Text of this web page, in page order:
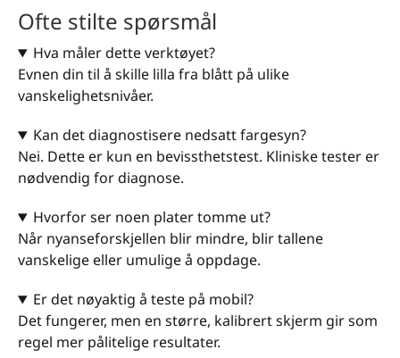
Ofte stilte spørsmål
Hva måler dette verktøyet?
Evnen din til å skille lilla fra blått på ulike
vanskelighetsnivåer.
Kan det diagnostisere nedsatt fargesyn?
Nei. Dette er kun en bevissthetstest. Kliniske tester er
nødvendig for diagnose.
Hvorfor ser noen plater tomme ut?
Når nyanseforskjellen blir mindre, blir tallene
vanskelige eller umulige å oppdage.
Er det nøyaktig å teste på mobil?
Det fungerer, men en større, kalibrert skjerm gir som
regel mer pålitelige resultater.